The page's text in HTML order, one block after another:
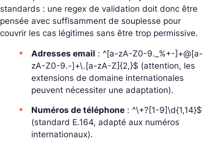
standards : une regex de validation doit donc être
pensée avec suffisamment de souplesse pour
couvrir les cas légitimes sans être trop permissive.
Adresses email : ^[a-zA-Z0-9._%+-]+@[a-
zA-Z0-9.-]+\.[a-zA-Z]{2,}$ (attention, les
extensions de domaine internationales
peuvent nécessiter une adaptation).
Numéros de téléphone : ^\+?[1-9]\d{1,14}$
(standard E.164, adapté aux numéros
internationaux).